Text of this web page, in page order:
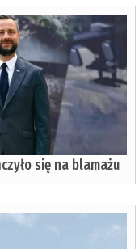
się na blamażu